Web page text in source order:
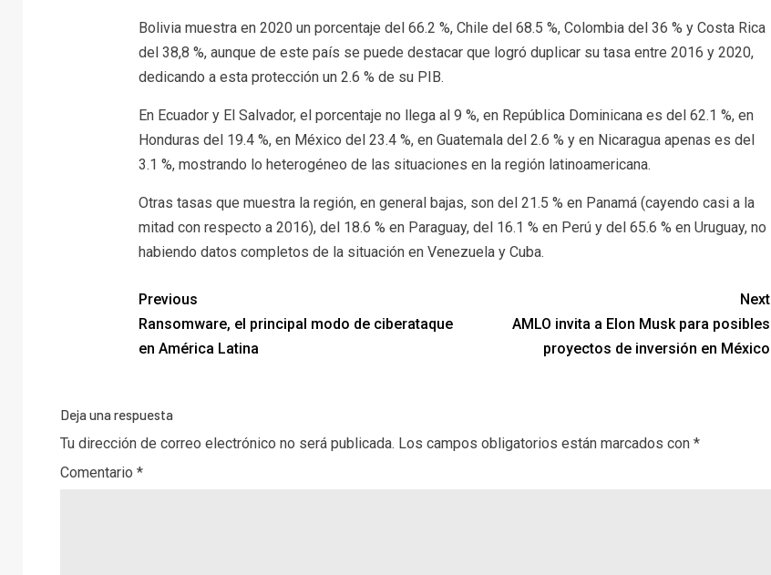
Bolivia muestra en 2020 un porcentaje del 66.2 %, Chile del 68.5 %, Colombia del 36 % y Costa Rica
del 38,8 %, aunque de este país se puede destacar que logró duplicar su tasa entre 2016 y 2020,
dedicando a esta protección un 2.6 % de su PIB.
En Ecuador y El Salvador, el porcentaje no llega al 9 %, en República Dominicana es del 62.1 %, en
Honduras del 19.4 %, en México del 23.4 %, en Guatemala del 2.6 % y en Nicaragua apenas es del
3.1 %, mostrando lo heterogéneo de las situaciones en la región latinoamericana.
Otras tasas que muestra la región, en general bajas, son del 21.5 % en Panamá (cayendo casi a la
mitad con respecto a 2016), del 18.6 % en Paraguay, del 16.1 % en Perú y del 65.6 % en Uruguay, no
habiendo datos completos de la situación en Venezuela y Cuba.
Previous
Ransomware, el principal modo de ciberataque
en América Latina
Next
AMLO invita a Elon Musk para posibles
proyectos de inversión en México
Deja una respuesta
Tu dirección de correo electrónico no será publicada. Los campos obligatorios están marcados con *
Comentario *